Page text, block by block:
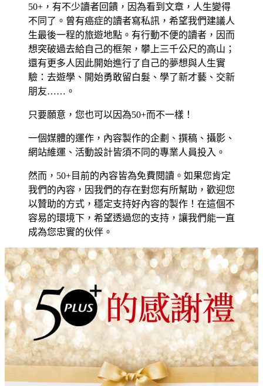
50+，有不少讀者回饋，因為看到文章，人生變得
不同了。曾有癌症的讀者寫私訊，希望我們建議人
生最後一程的旅遊地點。有行動不便的讀者，因而
想突破過去給自己的框架，攀上三千公尺的高山；
還有更多人因此開始進行了自己的夢想與人生實
驗：去遊學、開始勇敢留白髮、學了新才藝、交新
朋友……。
只要願意，您也可以因為50+而不一樣！
一個媒體的運作，內容製作的企劃、撰稿、攝影、
網站維運、活動設計皆須不同的專業人員投入。
然而，50+目前的內容皆為免費閱讀。如果您肯定
我們的內容，因我們的存在對您有所幫助，歡迎您
以贊助的方式，穩定支持好內容的製作！在這個不
容易的環境下，希望透過您的支持，讓我們能一直
成為您忠實的伙伴。